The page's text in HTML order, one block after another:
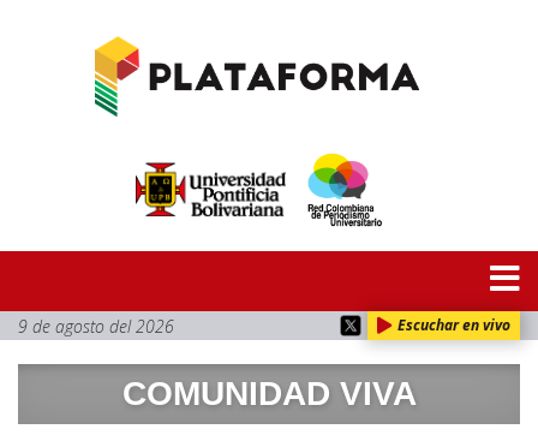
9 de agosto del 2026 Escuchar en vivo
COMUNIDAD VIVA